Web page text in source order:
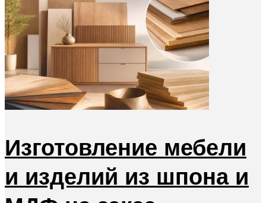
Изготовление мебели
и изделий из шпона и